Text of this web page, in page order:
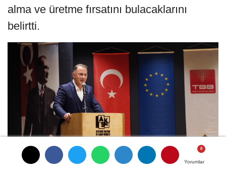
Yorumlar
Yorumlar
alma ve üretme fırsatını bulacaklarını
belirtti.